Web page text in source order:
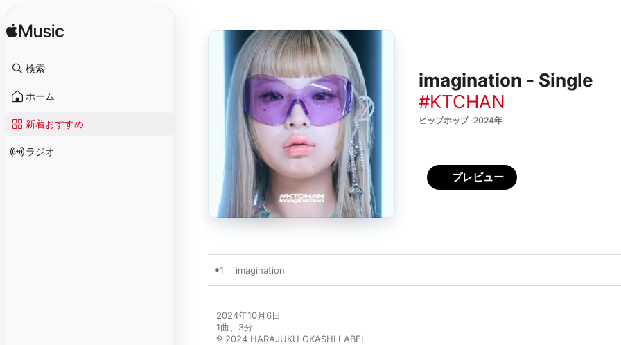
検索
ホーム
新着おすすめ
ラジオ
imagination - Single
#KTCHAN
ヒップホップ · 2024年
プレビュー
1 imagination
2024年10月6日
1曲、3分
℗ 2024 HARAJUKU OKASHI LABEL